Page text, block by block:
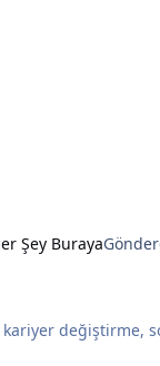
Şey Buraya
değiştirme,